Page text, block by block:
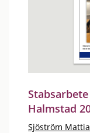
Halmstad
Sjöström